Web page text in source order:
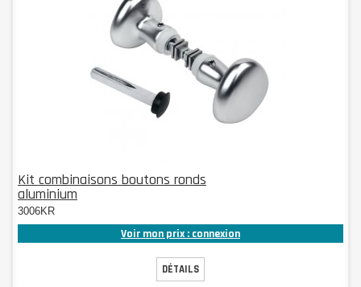
Kit combinaisons boutons ronds
aluminium
3006KR
Voir mon prix : connexion
DÉTAILS